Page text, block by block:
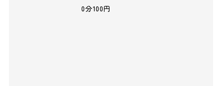
0分100円